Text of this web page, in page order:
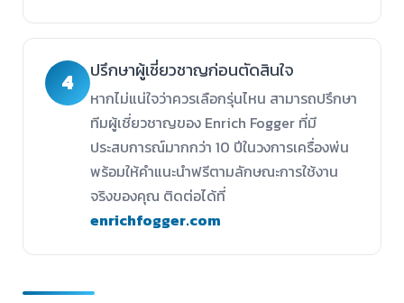
4 ปรึกษาผู้เชี่ยวชาญก่อนตัดสินใจ
หากไม่แน่ใจว่าควรเลือกรุ่นไหน สามารถปรึกษา
ทีมผู้เชี่ยวชาญของ Enrich Fogger ที่มี
ประสบการณ์มากกว่า 10 ปีในวงการเครื่องพ่น
พร้อมให้คำแนะนำฟรีตามลักษณะการใช้งาน
จริงของคุณ ติดต่อได้ที่
enrichfogger.com